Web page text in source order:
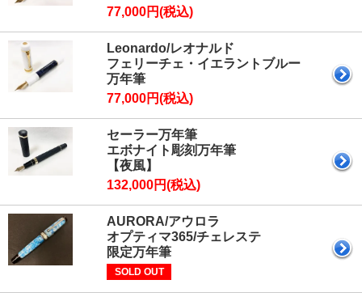
77,000円(税込)
Leonardo/レオナルド
フェリーチェ・イエラントブルー
万年筆
77,000円(税込)
セーラー万年筆
エボナイト彫刻万年筆
【夜風】
132,000円(税込)
AURORA/アウロラ
オプティマ365/チェレステ
限定万年筆
SOLD OUT